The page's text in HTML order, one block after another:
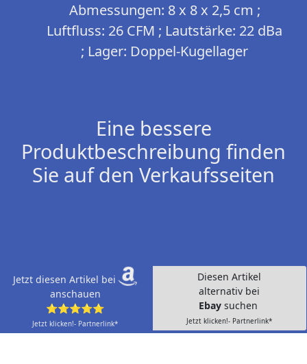
Abmessungen: 8 x 8 x 2,5 cm ;
Luftfluss: 26 CFM ; Lautstärke: 22 dBa
; Lager: Doppel-Kugellager
Eine bessere
Produktbeschreibung finden
Sie auf den Verkaufsseiten
Jetzt diesen Artikel bei
anschauen
⭐⭐⭐⭐⭐
Jetzt klicken!- Partnerlink*
Diesen Artikel
alternativ bei
Ebay suchen
Jetzt klicken!- Partnerlink*